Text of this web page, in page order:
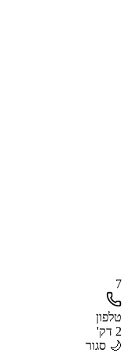
7
טלפון
2 דק'
🌙 סגור